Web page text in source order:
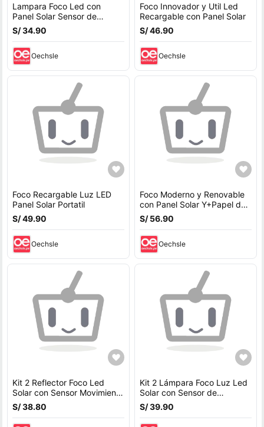
Lampara Foco Led con
Panel Solar Sensor de
Movimiento
S/ 34.90
Oechsle
Foco Innovador y Util Led
Recargable con Panel Solar
S/ 46.90
Oechsle
Foco Recargable Luz LED
Panel Solar Portatil
S/ 49.90
Oechsle
Foco Moderno y Renovable
con Panel Solar Y+Papel de
Regalo
S/ 56.90
Oechsle
Kit 2 Reflector Foco Led
Solar con Sensor Movimiento
Blanco Recargable
S/ 38.80
Kit 2 Lámpara Foco Luz Led
Solar con Sensor de
Movimiento Recargable
S/ 39.90